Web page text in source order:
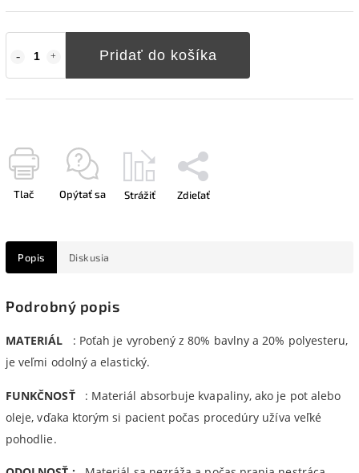
Pridať do košíka
Tlač Opýtať sa Strážiť Zdieľať
Popis Diskusia
Podrobný popis
MATERIÁL
: Poťah je vyrobený z 80% bavlny a 20% polyesteru,
je veľmi odolný a elastický.
FUNKČNOSŤ
: Materiál absorbuje kvapaliny, ako je pot alebo
oleje, vďaka ktorým si pacient počas procedúry užíva veľké
pohodlie.